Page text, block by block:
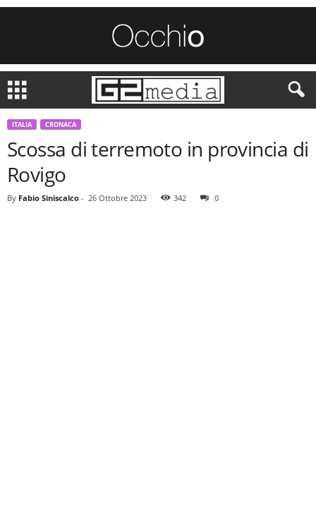
ITALIA CRONACA
Scossa di terremoto in provincia di
Rovigo
By Fabio Siniscalco - 26 Ottobre 2023 342 0